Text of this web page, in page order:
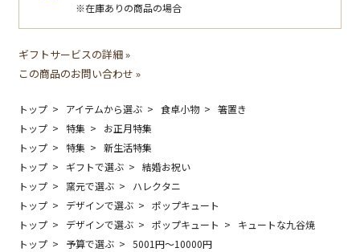
※在庫ありの商品の場合
ギフトサービスの詳細 »
この商品のお問い合わせ »
トップ アイテムから選ぶ 食卓小物
箸置き
トップ
特集
お正月特集
トップ
特集
新生活特集
トップ
ギフトで選ぶ
結婚お祝い
トップ
窯元で選ぶ
ハレクタニ
トップ
デザインで選ぶ
ポップキュート
トップ
デザインで選ぶ ポップキュート
キュートな九谷焼
トップ
予算で選ぶ 5001円〜10000円